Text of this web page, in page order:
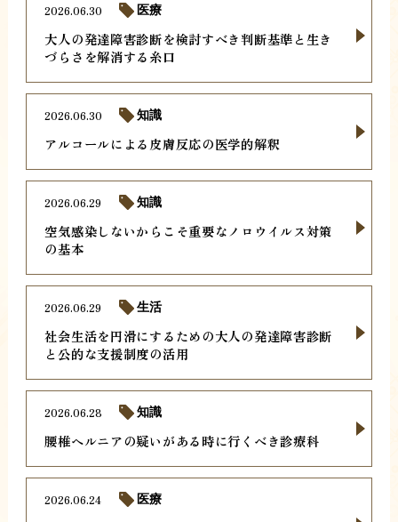
大人の発達障害診断を検討すべき判断基準と生き
づらさを解消する糸口
2026.06.30 医療
アルコールによる皮膚反応の医学的解釈
2026.06.30 知識
空気感染しないからこそ重要なノロウイルス対策
の基本
2026.06.29 知識
社会生活を円滑にするための大人の発達障害診断
と公的な支援制度の活用
2026.06.29 生活
腰椎ヘルニアの疑いがある時に行くべき診療科
2026.06.28 知識
2026.06.24 医療